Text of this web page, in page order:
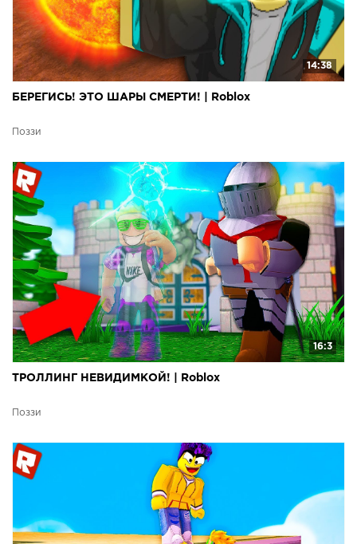
14:38
БЕРЕГИСЬ! ЭТО ШАРЫ СМЕРТИ! | Roblox
Поззи
16:3
ТРОЛЛИНГ НЕВИДИМКОЙ! | Roblox
Поззи